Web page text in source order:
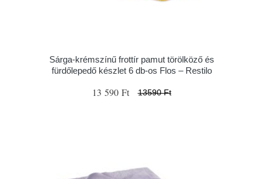
Sárga-krémszínű frottír pamut törölköző és
fürdőlepedő készlet 6 db-os Flos – Restilo
13 590 Ft 13590 Ft